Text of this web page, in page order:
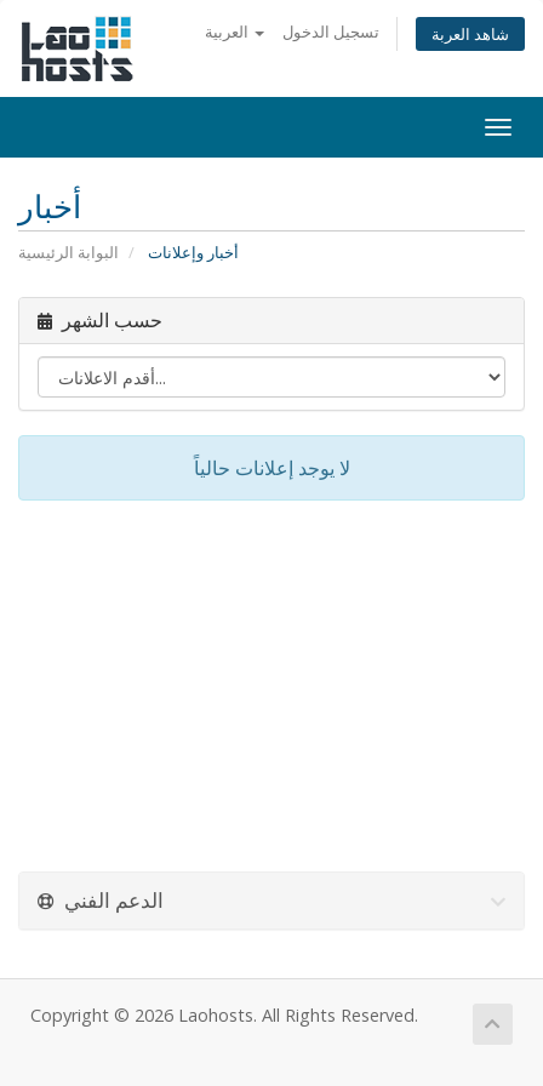
تسجيل الدخول شاهد العربة
أخبار
البوابة الرئيسية أخبار وإعلانات
حسب الشهر
لا يوجد إعلانات حالياً
الدعم الفني
Copyright © 2026 Laohosts. All Rights Reserved.